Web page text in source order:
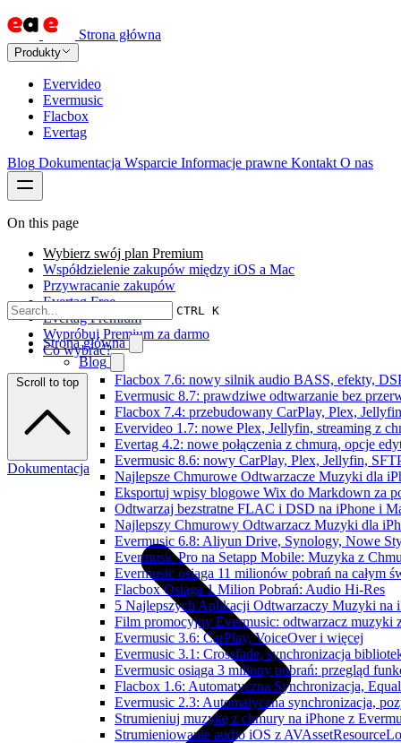
Strona główna
Produkty
Evervideo
Evermusic
Flacbox
Evertag
Blog Dokumentacja Wsparcie Informacje prawne Kontakt O nas
CTRL K
Strona główna
Blog
Flacbox 7.6: nowy silnik audio BASS, efekty,
Evermusic 8.7: prawdziwe odtwarzanie bez
Flacbox 7.4: przebudowany CarPlay, Plex,
Evervideo 1.7: nowe Plex, Jellyfin, streaming z
Evertag 4.2: nowe połączenia z chmurą, opcje
Evermusic 8.6: nowy CarPlay, Plex, Jellyfin,
Najlepsze Chmurowe Odtwarzacze Muzyki dla
Eksportuj wpisy blogowe Wix do Markdown za
Odtwarzaj bezstratne FLAC i DSD na iPhone i
Najlepszy Chmurowy Odtwarzacz Muzyki dla
Evermusic 6.8: Aliyun Drive, Synology, Nowe
Evermusic Pro na Setapp Mobile: Muzyka z
Evermusic osiąga 11 milionów pobrań na całym
Flacbox Osiąga 1 Milion Pobrań: Audio Hi-Res
5 Najlepszych Aplikacji Odtwarzaczy Muzyki na
Film promocyjny Evermusic: odtwarzacz muzyki
Evermusic 3.6: CarPlay, VoiceOver i więcej
Evermusic 3.1: Crossfade, synchronizacja
Evermusic osiąga 3 miliony pobrań: przegląd
Flacbox 1.6: Automatyczna Synchronizacja,
Evermusic 2.3: Automatyczna synchronizacja,
Strumieniuj muzykę z chmury na iPhone z
Strumieniowanie audio iOS z
On this page
Wybierz swój plan Premium
Współdzielenie zakupów między iOS a Mac
Przywracanie zakupów
Evertag Free
Evertag Premium
Wypróbuj Premium za darmo
Co wybrać?
Scroll to top
Dokumentacja